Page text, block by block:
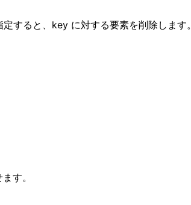
すると、key に対する要素を削除します。
す。